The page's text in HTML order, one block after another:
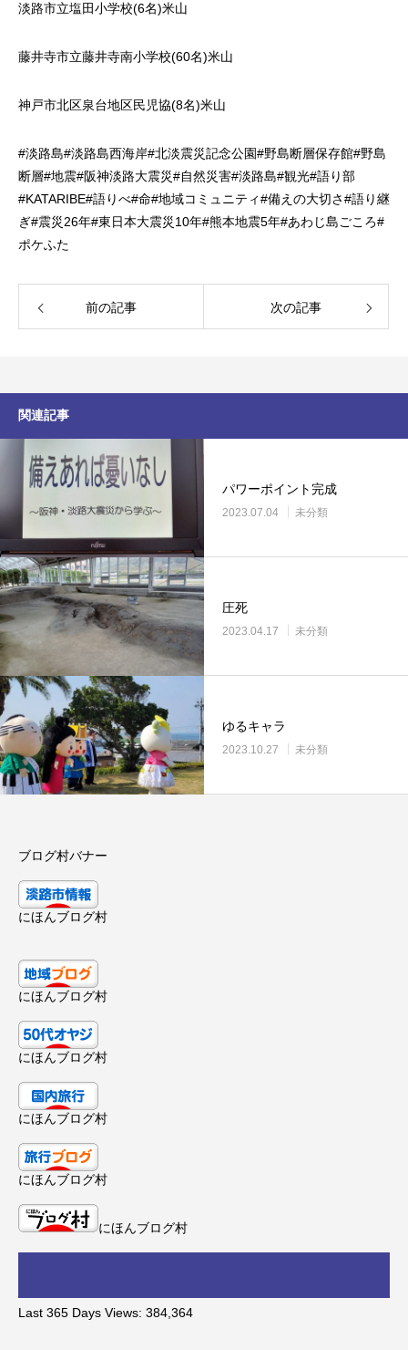
淡路市立塩田小学校(6名)米山
藤井寺市立藤井寺南小学校(60名)米山
神戸市北区泉台地区民児協(8名)米山
#淡路島#淡路島西海岸#北淡震災記念公園#野島断層保存館#野島
断層#地震#阪神淡路大震災#自然災害#淡路島#観光#語り部
#KATARIBE#語りべ#命#地域コミュニティ#備えの大切さ#語り継
ぎ#震災26年#東日本大震災10年#熊本地震5年#あわじ島ごころ#
ポケふた
前の記事 次の記事
関連記事
パワーポイント完成
2023.07.04 未分類
圧死
2023.04.17 未分類
ゆるキャラ
2023.10.27 未分類
ブログ村バナー
にほんブログ村
にほんブログ村
にほんブログ村
にほんブログ村
にほんブログ村
にほんブログ村
Last 365 Days Views: 384,364